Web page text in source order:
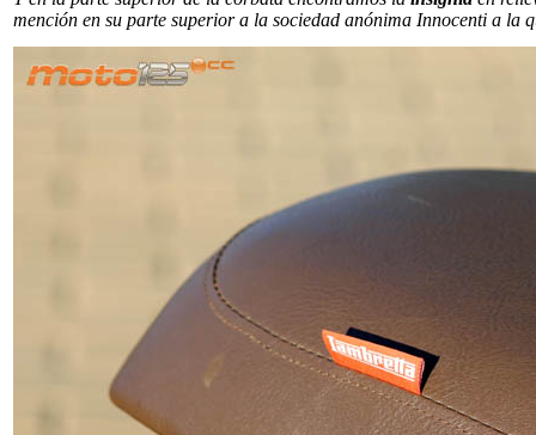
mención en su parte superior a la sociedad anónima Innocenti a la